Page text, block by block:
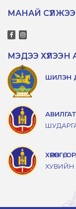
МАНАЙ
МЭДЭЭ
ШИЛЭН